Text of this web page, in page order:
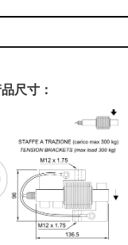
尺寸：